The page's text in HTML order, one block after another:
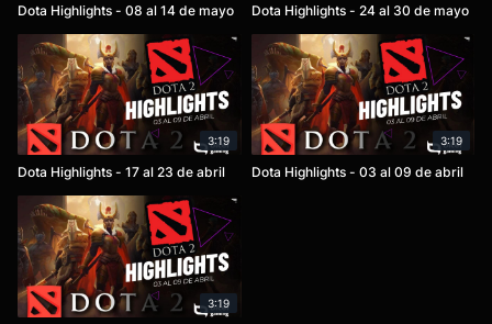
Dota Highlights - 08 al 14 de mayo Dota Highlights - 24 al 30 de mayo
3:19
Dota Highlights - 17 al 23 de abril
3:19
Dota Highlights - 03 al 09 de abril
3:19